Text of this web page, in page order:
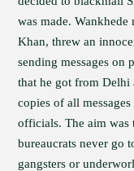
was made.
Khan, threw an
sending messages on
that he got from Delhi
copies of all
officials. The aim was
bureaucrats never go
gangsters or